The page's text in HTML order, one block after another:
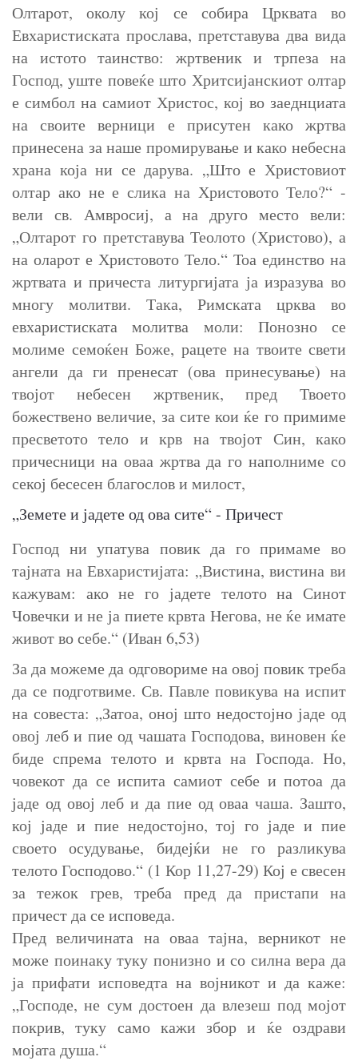
Олтарот, околу кој се собира Црквата во
Евхаристиската прослава, претставува два вида
на истото таинство: жртвеник и трпеза на
Господ, уште повеќе што Хритсијанскиот олтар
е симбол на самиот Христос, кој во заеднциата
на своите верници е присутен како жртва
принесена за наше промирување и како небесна
храна која ни се дарува. „Што е Христовиот
олтар ако не е слика на Христовото Тело?“ -
вели св. Амвросиј, а на друго место вели:
„Олтарот го претставува Теолото (Христово), а
на оларот е Христовото Тело.“ Тоа единство на
жртвата и причеста литургијата ја изразува во
многу молитви. Така, Римската црква во
евхаристиската молитва моли: Понозно се
молиме семоќен Боже, рацете на твоите свети
ангели да ги пренесат (ова принесување) на
твојот небесен жртвеник, пред Твоето
божествено величие, за сите кои ќе го примиме
пресветото тело и крв на твојот Син, како
причесници на оваа жртва да го наполниме со
секој бесесен благослов и милост,
„Земете и јадете од ова сите“ - Причест
Господ ни упатува повик да го примаме во
тајната на Евхаристијата: „Вистина, вистина ви
кажувам: ако не го јадете телото на Синот
Човечки и не ја пиете крвта Негова, не ќе имате
живот во себе.“ (Иван 6,53)
За да можеме да одговориме на овој повик треба
да се подготвиме. Св. Павле повикува на испит
на совеста: „Затоа, оној што недостојно јаде од
овој леб и пие од чашата Господова, виновен ќе
биде спрема телото и крвта на Господа. Но,
човекот да се испита самиот себе и потоа да
јаде од овој леб и да пие од оваа чаша. Зашто,
кој јаде и пие недостојно, тој го јаде и пие
своето осудување, бидејќи не го разликува
телото Господово.“ (1 Кор 11,27-29) Кој е свесен
за тежок грев, треба пред да пристапи на
причест да се исповеда.
Пред величината на оваа тајна, верникот не
може поинаку туку понизно и со силна вера да
ја прифати исповедта на војникот и да каже:
„Господе, не сум достоен да влезеш под мојот
покрив, туку само кажи збор и ќе оздрави
мојата душа.“